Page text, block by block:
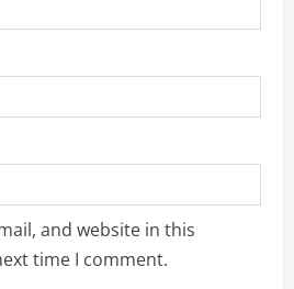
and website in this
time I comment.